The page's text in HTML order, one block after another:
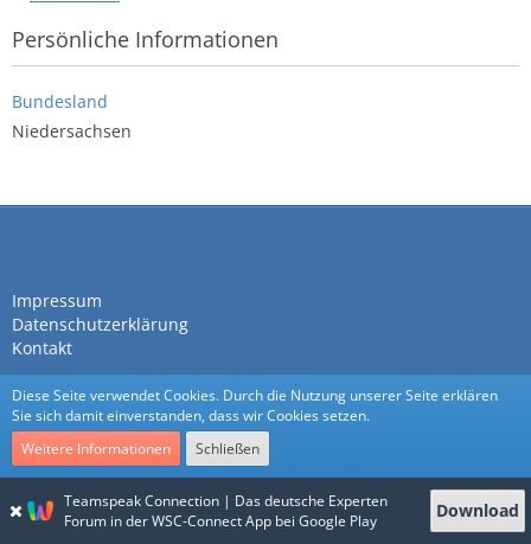
Persönliche Informationen
Bundesland
Niedersachsen
Impressum
Datenschutzerklärung
Kontakt
Community-Software:WoltLab Suite™
Stil:Nexusvoncls-design
Teamspeak Connection | Das deutsche Experten
Forum in der WSC-Connect App bei Google Play
Download
Diese Seite verwendet Cookies. Durch die Nutzung unserer Seite erklären
Sie sich damit einverstanden, dass wir Cookies setzen.
Weitere Informationen
Schließen